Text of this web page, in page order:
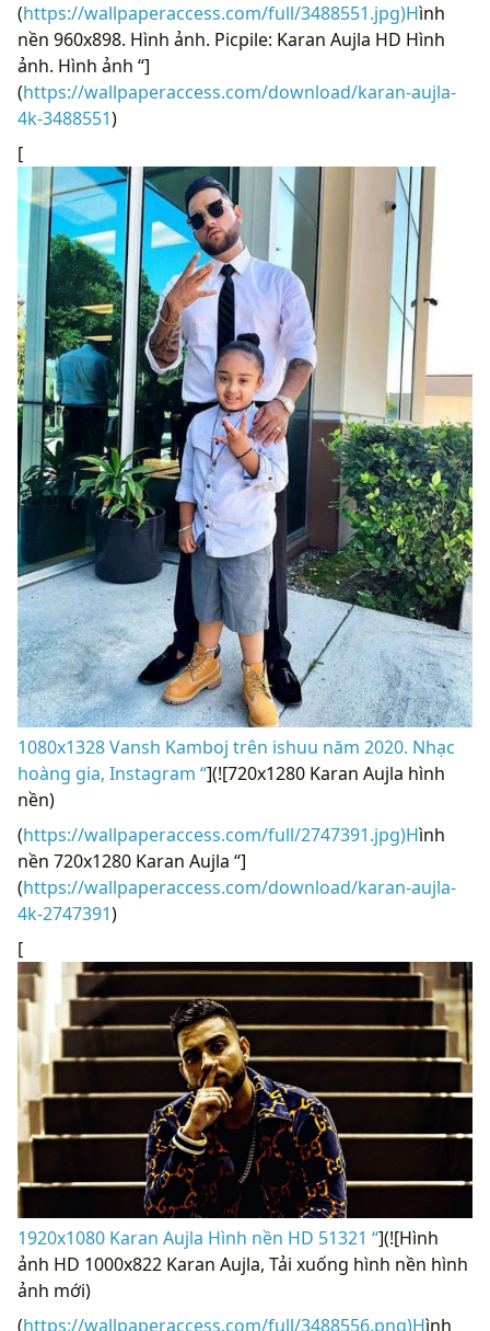
(https://wallpaperaccess.com/full/3488551.jpg)Hình
nền 960x898. Hình ảnh. Picpile: Karan Aujla HD Hình
ảnh. Hình ảnh “]
(https://wallpaperaccess.com/download/karan-aujla-
4k-3488551)
[
1080x1328 Vansh Kamboj trên ishuu năm 2020. Nhạc
hoàng gia, Instagram “](![720x1280 Karan Aujla hình
nền)
(https://wallpaperaccess.com/full/2747391.jpg)Hình
nền 720x1280 Karan Aujla “]
(https://wallpaperaccess.com/download/karan-aujla-
4k-2747391)
[
1920x1080 Karan Aujla Hình nền HD 51321 “](![Hình
ảnh HD 1000x822 Karan Aujla, Tải xuống hình nền hình
ảnh mới)
(https://wallpaperaccess.com/full/3488556.png)Hình